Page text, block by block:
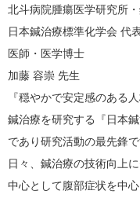
北斗病院腫瘍医学研究所
日本鍼治療標準化学会 代
医師・医学博士
加藤 容崇 先生
『穏やかで安定感のある
鍼治療を研究する『日本
であり研究活動の最先鋒で
日々、鍼治療の技術向上
中心として腹部症状を中